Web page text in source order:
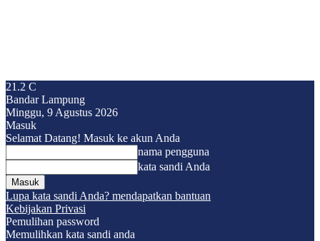
21.2 C
Bandar Lampung
Minggu, 9 Agustus 2026
Masuk
Selamat Datang! Masuk ke akun Anda
nama pengguna
kata sandi Anda
Lupa kata sandi Anda? mendapatkan bantuan
Kebijakan Privasi
Pemulihan password
Memulihkan kata sandi anda